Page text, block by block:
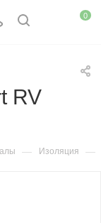
0
RV
— Изоляция —